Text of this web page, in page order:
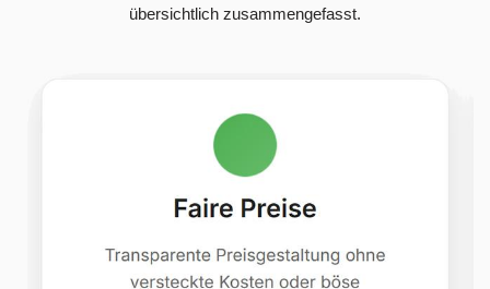
übersichtlich zusammengefasst.